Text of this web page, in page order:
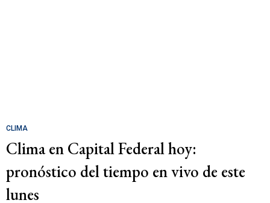
CLIMA
Clima en Capital Federal hoy:
pronóstico del tiempo en vivo de este
lunes